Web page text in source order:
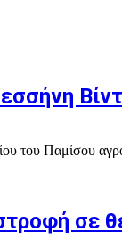
του Παμίσου
σε